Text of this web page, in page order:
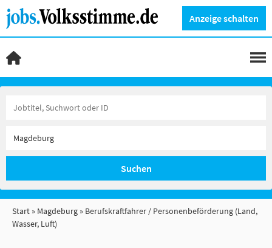
Anzeige schalten
Suchen
Start Magdeburg
Berufskraftfahrer / Personenbeförderung (Land,
Wasser, Luft)